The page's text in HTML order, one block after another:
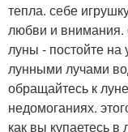
тепла. себе
любви и внимания.
луны - постойте на
лунными лучами
обращайтесь к
недомоганиях.
как вы купаетесь